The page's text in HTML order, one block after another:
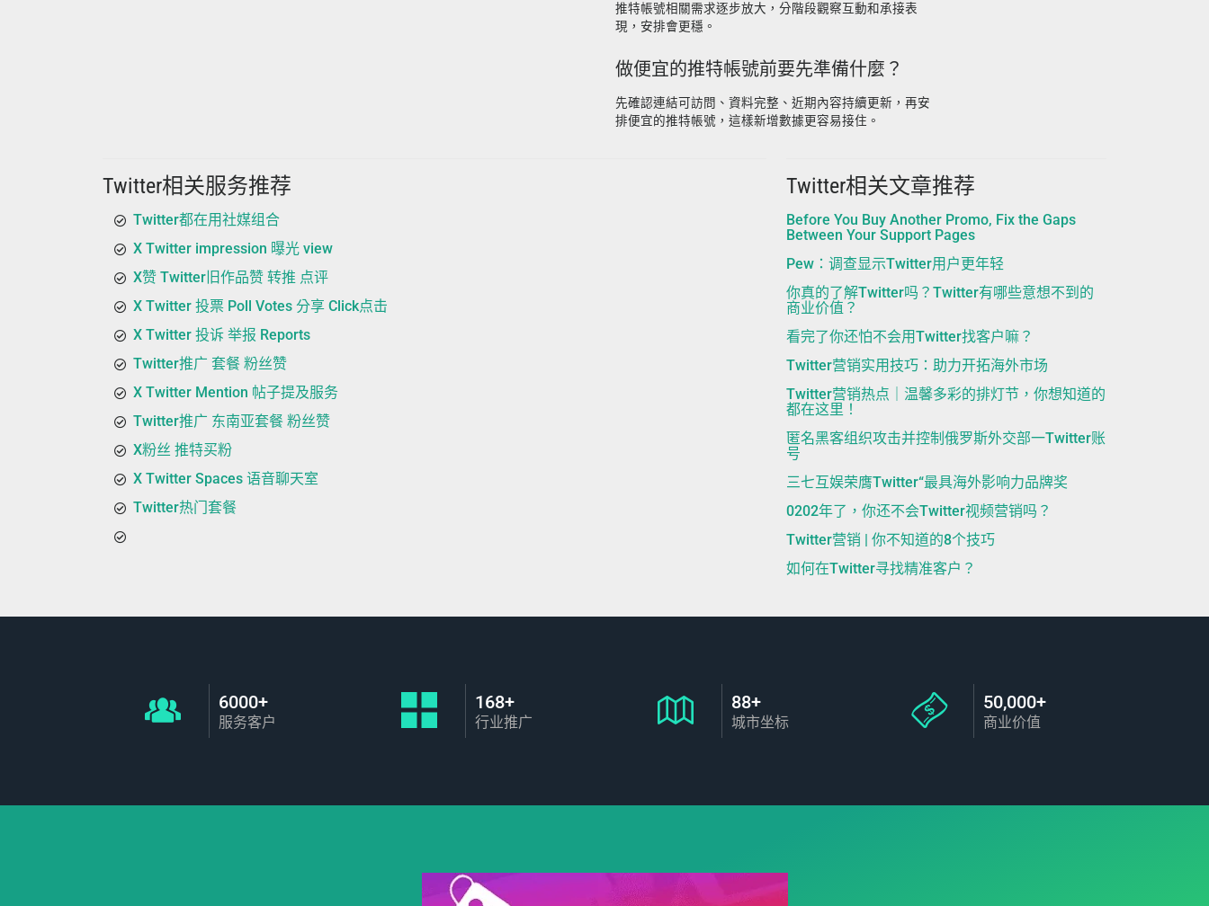
推特帳號相關需求逐步放大，分階段觀察互動和承接表
現，安排會更穩。
做便宜的推特帳號前要先準備什麼？
先確認連結可訪問、資料完整、近期內容持續更新，再安
排便宜的推特帳號，這樣新增數據更容易接住。
Twitter相关服务推荐
Twitter都在用社媒组合
X Twitter impression 曝光 view
X赞 Twitter旧作品赞 转推 点评
X Twitter 投票 Poll Votes 分享 Click点击
X Twitter 投诉 举报 Reports
Twitter推广 套餐 粉丝赞
X Twitter Mention 帖子提及服务
Twitter推广 东南亚套餐 粉丝赞
X粉丝 推特买粉
X Twitter Spaces 语音聊天室
Twitter热门套餐
Twitter相关文章推荐
Before You Buy Another Promo, Fix the Gaps
Between Your Support Pages
Pew：调查显示Twitter用户更年轻
你真的了解Twitter吗？Twitter有哪些意想不到的
商业价值？
看完了你还怕不会用Twitter找客户嘛？
Twitter营销实用技巧：助力开拓海外市场
Twitter营销热点｜温馨多彩的排灯节，你想知道的
都在这里！
匿名黑客组织攻击并控制俄罗斯外交部一Twitter账
号
三七互娱荣膺Twitter“最具海外影响力品牌奖
0202年了，你还不会Twitter视频营销吗？
Twitter营销 | 你不知道的8个技巧
如何在Twitter寻找精准客户？
6000+
服务客户
168+
行业推广
88+
城市坐标
50,000+
商业价值